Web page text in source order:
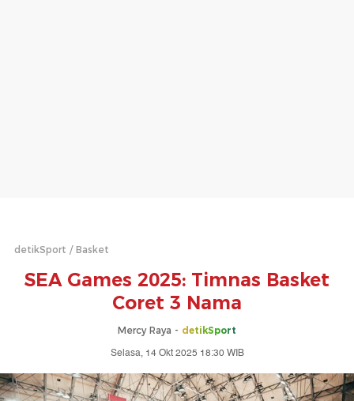
detikSport Basket
SEA Games 2025: Timnas Basket
Coret 3 Nama
Mercy Raya - detikSport
Selasa, 14 Okt 2025 18:30 WIB